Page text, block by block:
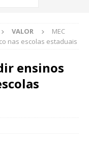
VALOR
MEC
nas escolas estaduais
ensinos